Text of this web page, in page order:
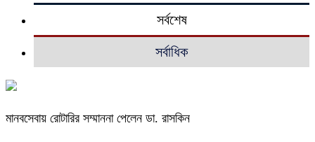
সর্বশেষ
সর্বাধিক
মানবসেবায় রোটারির সম্মাননা পেলেন ডা. রাসকিন